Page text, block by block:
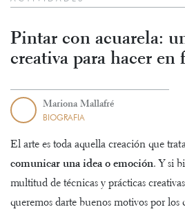
Pintar con acuarela:
creativa para hacer en
Mariona Mallafré
BIOGRAFIA
El arte es toda aquella creación que
comunicar una idea o emoción. Y si
multitud de técnicas y prácticas
queremos darte buenos motivos por